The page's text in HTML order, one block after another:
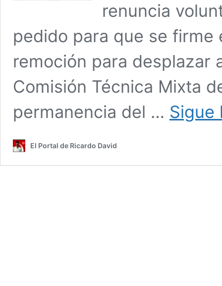
renuncia
pedido para que se
remoción para desplazar
Comisión Técnica Mixta
permanencia del … Sigue
El Portal de Ricardo David